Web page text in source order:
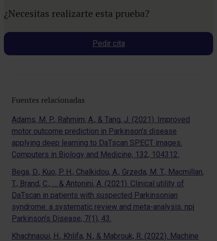
¿Necesitas realizarte esta prueba?
Pedir cita
Fuentes relacionadas
Adams, M. P., Rahmim, A., & Tang, J. (2021). Improved
motor outcome prediction in Parkinson’s disease
applying deep learning to DaTscan SPECT images.
Computers in Biology and Medicine, 132, 104312.
Bega, D., Kuo, P. H., Chalkidou, A., Grzeda, M. T., Macmillan,
T., Brand, C., … & Antonini, A. (2021). Clinical utility of
DaTscan in patients with suspected Parkinsonian
syndrome: a systematic review and meta-analysis. npj
Parkinson’s Disease, 7(1), 43.
Khachnaoui, H., Khlifa, N., & Mabrouk, R. (2022). Machine